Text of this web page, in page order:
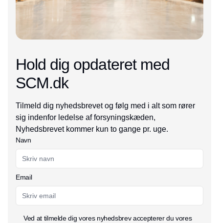
Hold dig opdateret med
SCM.dk
Tilmeld dig nyhedsbrevet og følg med i alt som rører
sig indenfor ledelse af forsyningskæden,
Nyhedsbrevet kommer kun to gange pr. uge.
Navn
Email
Ved at tilmelde dig vores nyhedsbrev accepterer du vores